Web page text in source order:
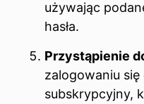
używając
hasła.
Przystąpienie
zalogowaniu
subskrypcyjny,